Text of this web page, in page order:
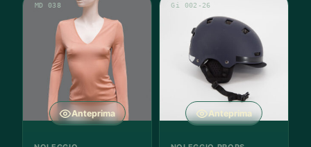
Anteprima
MD 038
Anteprima
Gi 002-26